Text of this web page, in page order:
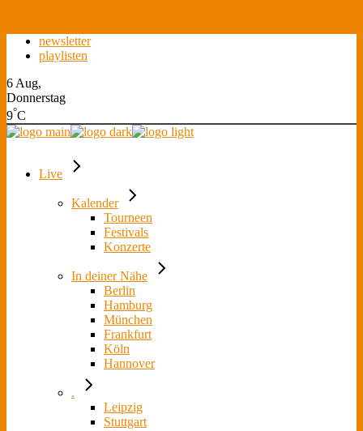
newsletter
playlisten
6 Aug,
Donnerstag
9°C
Live
Kalender
Tourneen
Festivals
Konzerte
In deiner Nähe
Berlin
Hamburg
München
Frankfurt
Köln
Hannover
.
Leipzig
Stuttgart